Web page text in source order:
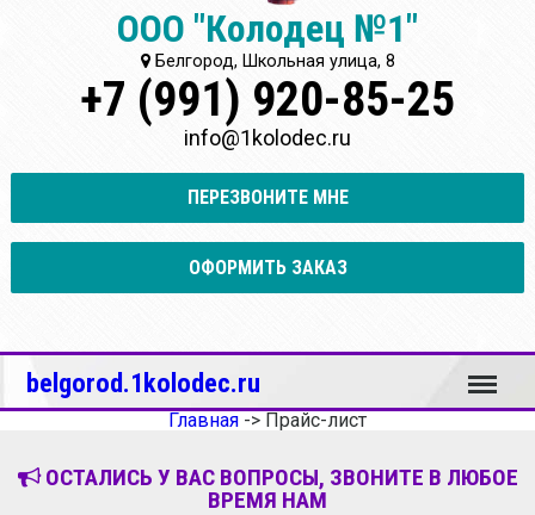
ООО "Колодец №1"
Белгород, Школьная улица, 8
+7 (991) 920-85-25
info@1kolodec.ru
ПЕРЕЗВОНИТЕ МНЕ
ОФОРМИТЬ ЗАКАЗ
belgorod.1kolodec.ru Меню
Главная -> Прайс-лист
ОСТАЛИСЬ У ВАС ВОПРОСЫ, ЗВОНИТЕ В ЛЮБОЕ
ВРЕМЯ НАМ